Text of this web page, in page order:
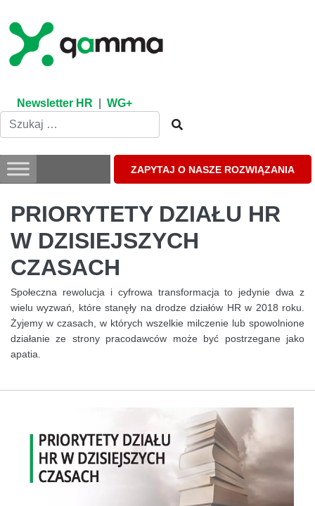
content
Newsletter HR WG+
ZAPYTAJ O NASZE ROZWIĄZANIA
PRIORYTETY DZIAŁU HR
W DZISIEJSZYCH
CZASACH
Społeczna rewolucja i cyfrowa transformacja to jedynie dwa z
wielu wyzwań, które stanęły na drodze działów HR w 2018 roku.
Żyjemy w czasach, w których wszelkie milczenie lub spowolnione
działanie ze strony pracodawców może być postrzegane jako
apatia.